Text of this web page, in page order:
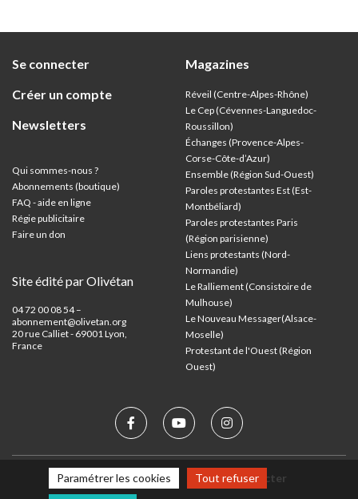
Se connecter
Créer un compte
Newsletters
Qui sommes-nous ?
Abonnements (boutique)
FAQ - aide en ligne
Régie publicitaire
Faire un don
Site édité par Olivétan
04 72 00 08 54 –
abonnement@olivetan.org
20 rue Calliet - 69001 Lyon,
France
Magazines
Réveil (Centre-Alpes-Rhône)
Le Cep (Cévennes-Languedoc-
Roussillon)
Échanges (Provence-Alpes-
Corse-Côte-d’Azur)
Ensemble (Région Sud-Ouest)
Paroles protestantes Est (Est-
Montbéliard)
Paroles protestantes Paris
(Région parisienne)
Liens protestants (Nord-
Normandie)
Le Ralliement (Consistoire de
Mulhouse)
Le Nouveau Messager(Alsace-
Moselle)
Protestant de l'Ouest (Région
Ouest)
Mentions légales Nous contacter
Paramétrer les cookies
Tout refuser